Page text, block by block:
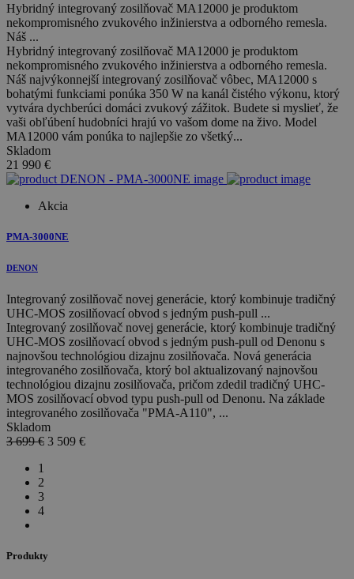
Hybridný integrovaný zosilňovač MA12000 je produktom
nekompromisného zvukového inžinierstva a odborného remesla.
Náš ...
Hybridný integrovaný zosilňovač MA12000 je produktom
nekompromisného zvukového inžinierstva a odborného remesla.
Náš najvýkonnejší integrovaný zosilňovač vôbec, MA12000 s
bohatými funkciami ponúka 350 W na kanál čistého výkonu, ktorý
vytvára dychberúci domáci zvukový zážitok. Budete si myslieť, že
vaši obľúbení hudobníci hrajú vo vašom dome na živo. Model
MA12000 vám ponúka to najlepšie zo všetký...
Skladom
21 990 €
Akcia
PMA-3000NE
DENON
Integrovaný zosilňovač novej generácie, ktorý kombinuje tradičný
UHC-MOS zosilňovací obvod s jedným push-pull ...
Integrovaný zosilňovač novej generácie, ktorý kombinuje tradičný
UHC-MOS zosilňovací obvod s jedným push-pull od Denonu s
najnovšou technológiou dizajnu zosilňovača. Nová generácia
integrovaného zosilňovača, ktorý bol aktualizovaný najnovšou
technológiou dizajnu zosilňovača, pričom zdedil tradičný UHC-
MOS zosilňovací obvod typu push-pull od Denonu. Na základe
integrovaného zosilňovača "PMA-A110", ...
Skladom
3 699 € 3 509 €
1
2
3
4
Produkty